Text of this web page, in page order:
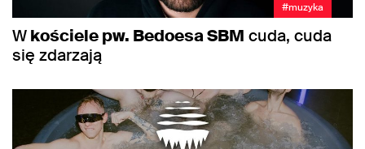
#muzyka
Wkościele pw. Bedoesa SBM cuda, cuda
się zdarzają